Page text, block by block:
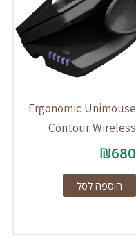
Ergonomic Unimouse
Contour Wireless
₪680
הוספה לסל